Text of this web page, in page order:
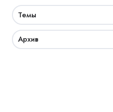
Темы
Архив